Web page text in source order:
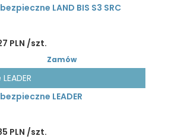
LAND BIS S3 SRC
PLN /szt.
Zamów
LEADER
PLN /szt.